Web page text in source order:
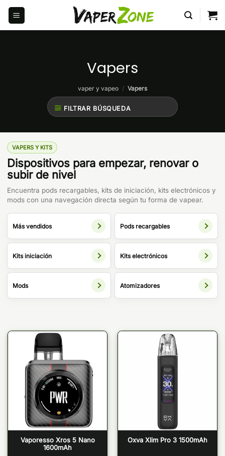
Saltar
contenido
Vapers
vaper y vapeo / Vapers
FILTRAR BÚSQUEDA
VAPERS Y KITS
Dispositivos para empezar, renovar o
subir de nivel
Encuentra pods recargables, kits de iniciación, kits electrónicos y
mods con una navegación directa según tu forma de vapear.
Más vendidos Pods recargables
Kits iniciación Kits electrónicos
Mods Atomizadores
Vaporesso Xros 5 Nano
1600mAh
Oxva Xlim Pro 3 1500mAh